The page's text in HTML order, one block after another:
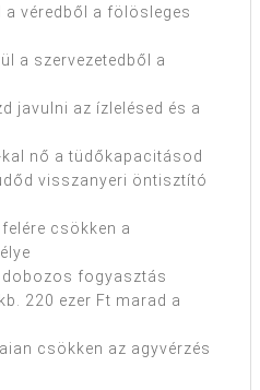
a véredből a fölösleges
a szervezetedből a
javulni az ízlelésed és a
kal nő a tüdőkapacitásod
visszanyeri öntisztító
csökken a
dobozos fogyasztás
220 ezer Ft marad a
csökken az agyvérzés